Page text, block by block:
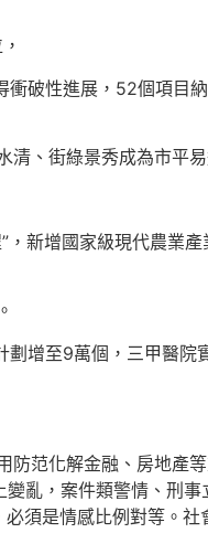
破性進展，52個項目
、街綠景秀成為市平
新增國家級現代農業
增至9萬個，三甲醫院
防范化解金融、房地產
亂，案件類警情、刑事
須是情感比例對等。社